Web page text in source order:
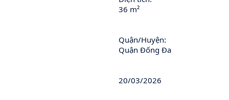
36 m²
Quận/Huyện:
Quận Đống Đa
20/03/2026